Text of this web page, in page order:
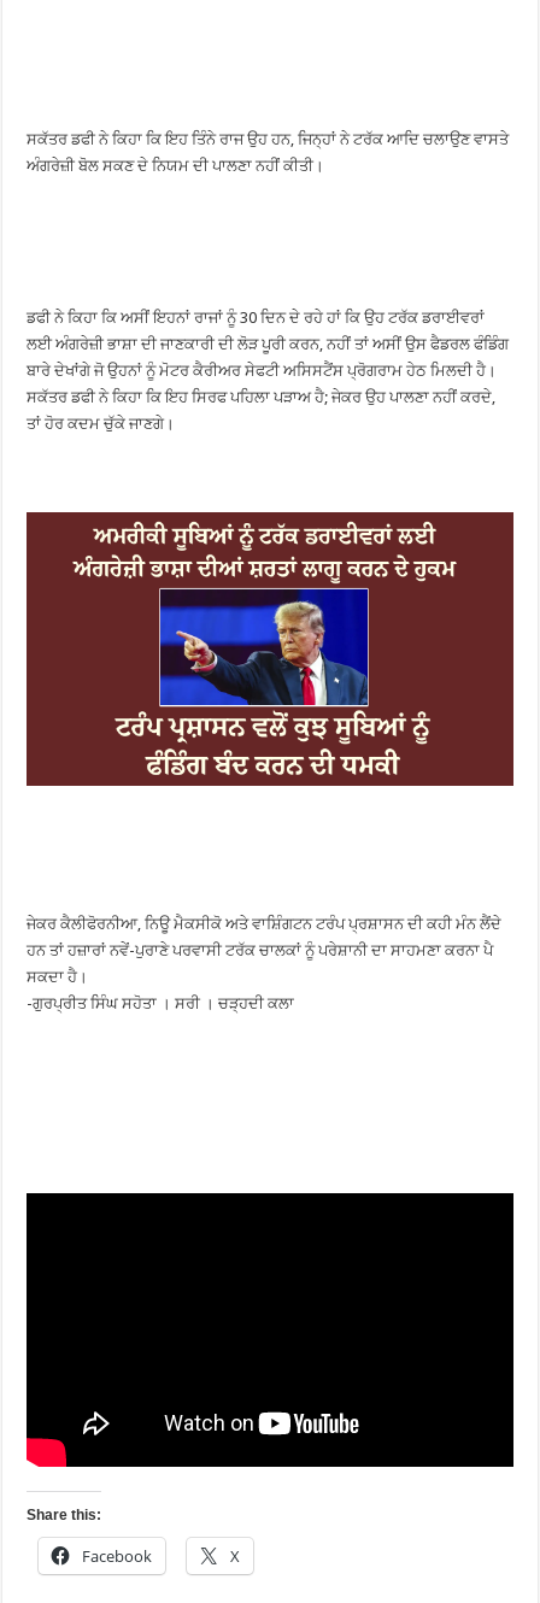
ਸਕੱਤਰ ਡਫੀ ਨੇ ਕਿਹਾ ਕਿ ਇਹ ਤਿੰਨੇ ਰਾਜ ਉਹ ਹਨ, ਜਿਨ੍ਹਾਂ ਨੇ ਟਰੱਕ ਆਦਿ ਚਲਾਉਣ ਵਾਸਤੇ
ਅੰਗਰੇਜ਼ੀ ਬੋਲ ਸਕਣ ਦੇ ਨਿਯਮ ਦੀ ਪਾਲਣਾ ਨਹੀਂ ਕੀਤੀ।
ਡਫੀ ਨੇ ਕਿਹਾ ਕਿ ਅਸੀਂ ਇਹਨਾਂ ਰਾਜਾਂ ਨੂੰ 30 ਦਿਨ ਦੇ ਰਹੇ ਹਾਂ ਕਿ ਉਹ ਟਰੱਕ ਡਰਾਈਵਰਾਂ
ਲਈ ਅੰਗਰੇਜ਼ੀ ਭਾਸ਼ਾ ਦੀ ਜਾਣਕਾਰੀ ਦੀ ਲੋੜ ਪੂਰੀ ਕਰਨ, ਨਹੀਂ ਤਾਂ ਅਸੀਂ ਉਸ ਫੈਡਰਲ ਫੰਡਿੰਗ
ਬਾਰੇ ਦੇਖਾਂਗੇ ਜੋ ਉਹਨਾਂ ਨੂੰ ਮੋਟਰ ਕੈਰੀਅਰ ਸੇਫਟੀ ਅਸਿਸਟੈਂਸ ਪ੍ਰੋਗਰਾਮ ਹੇਠ ਮਿਲਦੀ ਹੈ।
ਸਕੱਤਰ ਡਫੀ ਨੇ ਕਿਹਾ ਕਿ ਇਹ ਸਿਰਫ ਪਹਿਲਾ ਪੜਾਅ ਹੈ; ਜੇਕਰ ਉਹ ਪਾਲਣਾ ਨਹੀਂ ਕਰਦੇ,
ਤਾਂ ਹੋਰ ਕਦਮ ਚੁੱਕੇ ਜਾਣਗੇ।
ਜੇਕਰ ਕੈਲੀਫੋਰਨੀਆ, ਨਿਊ ਮੈਕਸੀਕੋ ਅਤੇ ਵਾਸ਼ਿੰਗਟਨ ਟਰੰਪ ਪ੍ਰਸ਼ਾਸਨ ਦੀ ਕਹੀ ਮੰਨ ਲੈਂਦੇ
ਹਨ ਤਾਂ ਹਜ਼ਾਰਾਂ ਨਵੇਂ-ਪੁਰਾਣੇ ਪਰਵਾਸੀ ਟਰੱਕ ਚਾਲਕਾਂ ਨੂੰ ਪਰੇਸ਼ਾਨੀ ਦਾ ਸਾਹਮਣਾ ਕਰਨਾ ਪੈ
ਸਕਦਾ ਹੈ।
-ਗੁਰਪ੍ਰੀਤ ਸਿੰਘ ਸਹੋਤਾ । ਸਰੀ । ਚੜ੍ਹਦੀ ਕਲਾ
Share this:
Facebook X